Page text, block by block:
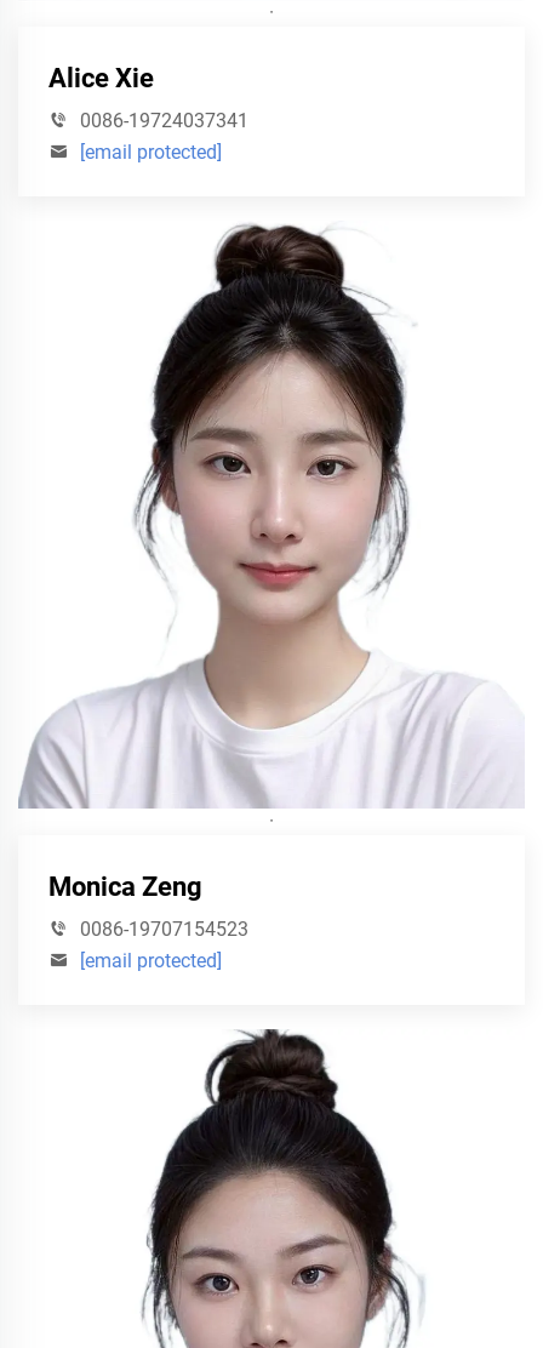
·
Alice Xie
0086-19724037341
[email protected]
·
Monica Zeng
0086-19707154523
[email protected]